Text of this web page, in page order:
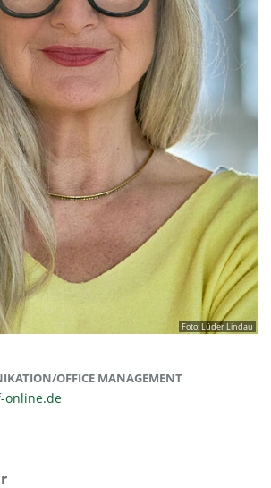
Foto: Lüder Lindau
OFFICE MANAGEMENT
online.de